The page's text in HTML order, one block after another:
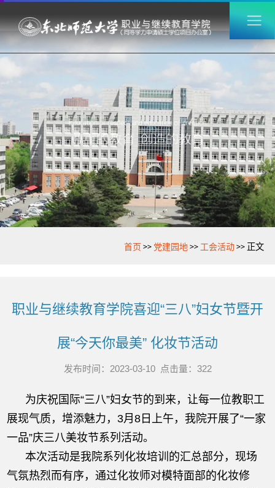
首页 >> 党建园地 >> 工会活动>> 正文
职业与继续教育学院喜迎“三八”妇女节暨开
展“今天你最美” 化妆节活动
发布时间：2023-03-10 点击量： 322
为庆祝国际“三八”妇女节的到来，让每一位教职工
展现气质，增添魅力，3月8日上午，我院开展了“一家
一品”庆三八美妆节系列活动。
本次活动是我院系列化妆培训的汇总部分，现场
气氛热烈而有序，通过化妆师对模特面部的化妆修